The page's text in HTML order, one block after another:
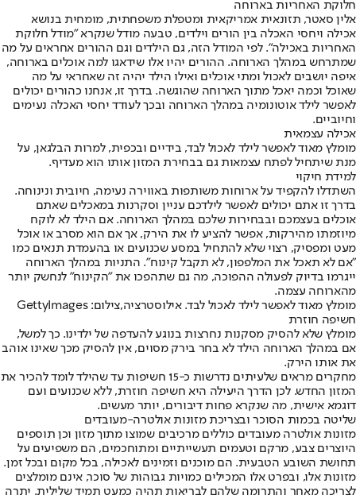
חלוקת האחריות בארוחה
אלין סאטר, תזונאית אמריקאית ומטפלת משפחתית, מומחית בנושא
אכילה ויחסי האכלה בין הורים וילדים, טבעה מודל שנקרא "מודל חלוקת
האחריות באכילה". לפי המודל הזה, גם הילדים וגם ההורים אחראים על מה
שמתרחש במהלך הארוחה. ההורים יהיו אלו שידאגו למה אוכלים בארוחה,
איפה יושבים לאכול ומתי אוכלים ואילו הילד יהיה זה שאחראי על מה
שאוכל וכמה יאכל מתוך הארוחה שהוגשה. בדרך זו, אנחנו כהורים יכולים
לאפשר לילד אוטונומיה במהלך הארוחה ובכך לעודד יחסי האכלה נעימים
וחיוביים.
אכילה עצמאית
מומלץ מאוד לאפשר לילד לאכול לבד, בידיים ובכפית, למרות הבלגאן, על
מנת שיתחיל לפתח עצמאות גם בבחירת המזון אותו הוא מעדיף.
למידת חיקוי
השתדלו להקפיד על ארוחות משותפות באווירה נעימה, חיובית ונינוחה.
בדרך זו אתם יכולים לאפשר לילדכם עניין וסקרנות במאכלים שאתם
אוכלים בעצמכם ובבחירות שלכם במהלך הארוחה. אם הילד לא לוקח
מיוזמתו מהירקות, אפשר להציע לו את הירק, אך אם הוא מסרב או אוכל
מעט ומפסיק, רצוי שלא להתחיל במסע שכנועים או בהעמדת תנאים כמו
"אם לא תאכל את המלפפון, לא תקבל קינוח". התניות במהלך הארוחה
ייגרמו בדיוק לפעולה ההפוכה, מה גם שתהפכו את "הקינוח" לנחשק יותר
מהארוחה עצמה.
מומלץ מאוד לאפשר לילד לאכול לבד. אילוסטרציה,צילום: GettyImages
חשיפה חוזרת
מומלץ שלא להסיק מסקנות נחרצות בנוגע להעדפה של ילדינו. כך למשל,
אם במהלך הארוחה הילד לא בחר בירק מסוים, אין להסיק מכך שאינו אוהב
את אותו הירק.
מחקרים מראים שלעיתים נדרשות כ-15 חשיפות עד שהילד לומד להכיר את
המזון החדש. לכן הדרך היעילה היא חשיפה חוזרת, ללא שכנועים ועם
דוגמא אישית, מה שנקרא פחות דיבורים, יותר מעשים.
שליטה בכמות הסוכר ובצריכת מזונות אולטרה-מעובדים
מזונות אולטרה מעובדים כוללים מרכיבים שמוצו מתוך מזון וכן תוספים
היוצרים צבע, מרקם וטעמים תעשייתיים ומתוחכמים, הם משפיעים על
תחושת השובע הטבעית. הם מוכנים וזמינים לאכילה, בכל מקום ובכל זמן.
מזונות אלו, ובפרט אלו המכילים כמויות גבוהות של סוכר, אינם מומלצים
לצריכה מאחר והתרומה שלהם לבריאות תהיה כמעט תמיד שלילית. יתרה